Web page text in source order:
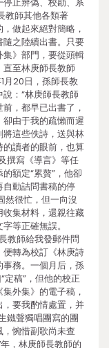
教師其他各類著
做起來絕對簡略，
之陸續出書。只要
集》部門，要從頭輯
至林庚師長教師
月20日，孫師長教
：“林庚師長教師
，都早已出書了，
由于我的疏懶而遲
這些佚詩，送與林
讀者的眼前，也算
撰寫《導言》等任
額定“累贅”，他卻
動詰問書稿的停
然很忙，但一向沒
集材料，還親往藏
等正確無誤。
教師給我發郵件問
轉為校訂《林庚詩
務。一個月后，孫
定稿”，但他的校正
外集》的電子稿，
要我酌情處置，并
鐵聲獨唱團寫的團
惋惜副歌尚未查
，林庚師長教師的